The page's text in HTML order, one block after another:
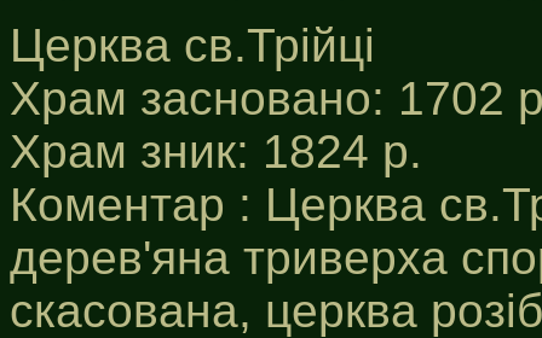
Церква св.Трійці
Храм засновано: 1702
Храм зник: 1824 р.
Коментар : Церква
дерев'яна триверха
скасована, церква